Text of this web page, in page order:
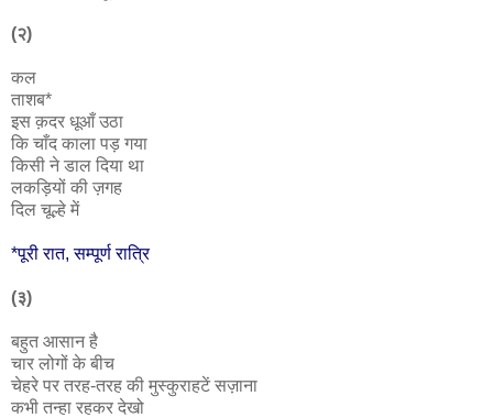
(२)
कल
ताशब*
इस क़दर धूआँ उठा
कि चाँद काला पड़ गया
किसी ने डाल दिया था
लकड़ियों की ज़गह
दिल चूल्हे में
*पूरी रात, सम्पूर्ण रात्रि
(३)
बहुत आसान है
चार लोगों के बीच
चेहरे पर तरह-तरह की मुस्कुराहटें सज़ाना
कभी तन्हा रहकर देखो